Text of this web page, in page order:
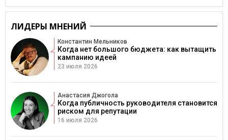
ЛИДЕРЫ МНЕНИЙ
Константин Мельников
Когда нет большого бюджета: как вытащить
кампанию идеей
23 июля 2026
Анастасия Джогола
Когда публичность руководителя становится
риском для репутации
16 июля 2026